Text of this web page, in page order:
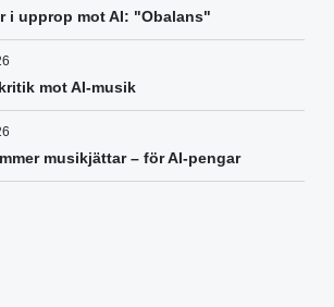
i upprop mot AI: "Obalans"
mot AI-musik
musikjättar – för AI-pengar